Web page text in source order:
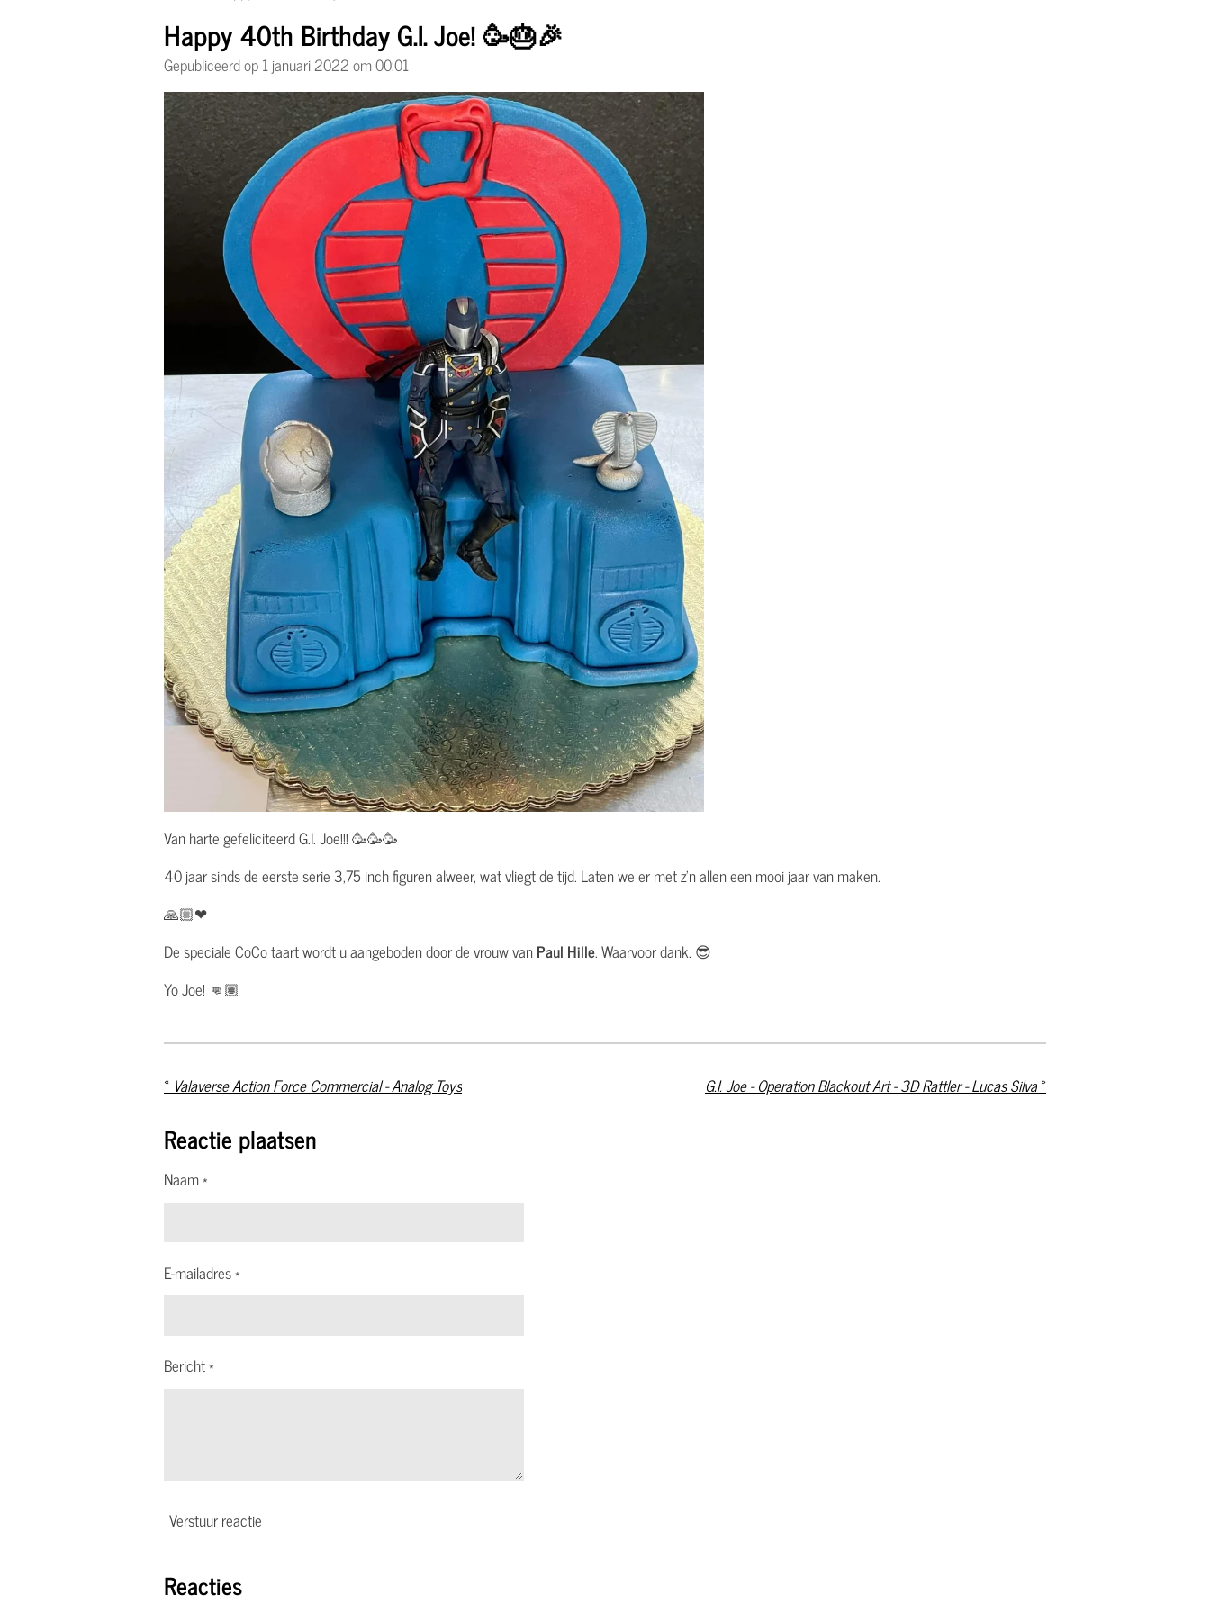
Happy 40th Birthday G.I. Joe! 🥳🎂🎉
Gepubliceerd op 1 januari 2022 om 00:01
Van harte gefeliciteerd G.I. Joe!!! 🥳🥳🥳
40 jaar sinds de eerste serie 3,75 inch figuren alweer, wat vliegt de tijd. Laten we er met z'n allen een mooi jaar van maken.
🙏🏼❤
De speciale CoCo taart wordt u aangeboden door de vrouw vanPaul Hille. Waarvoor dank. 😎
Yo Joe! 👊🏽
« Valaverse Action Force Commercial - Analog Toys G.I. Joe - Operation Blackout Art - 3D Rattler - Lucas Silva»
Reactie plaatsen
Naam *
E-mailadres *
Bericht *
Verstuur reactie
Reacties